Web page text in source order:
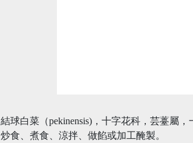
結球白菜（pekinensis)，十字花科，芸薹屬
炒食、煮食、涼拌、做餡或加工醃製。